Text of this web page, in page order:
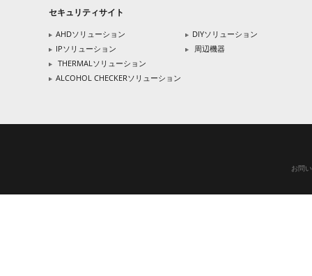
セキュリティサイト
AHDソリューション
IPソリューション
THERMALソリューション
ALCOHOL CHECKERソリューション
DIYソリューション
周辺機器
お問